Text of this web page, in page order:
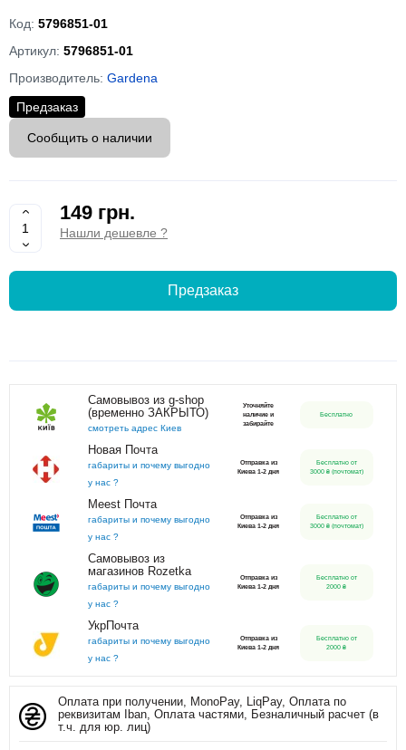
Код: 5796851-01
Артикул: 5796851-01
Производитель: Gardena
Предзаказ
Сообщить о наличии
149 грн.
Нашли дешевле ?
Предзаказ
Самовывоз из g-shop
(временно ЗАКРЫТО)
смотреть адрес Киев
Уточняйте
наличие и
забирайте
Бесплатно
Новая Почта
габариты и почему выгодно
у нас ?
Отправка из
Киева 1-2 дня
Бесплатно от
3000 ₴ (почтомат)
Meest Почта
габариты и почему выгодно
у нас ?
Отправка из
Киева 1-2 дня
Бесплатно от
3000 ₴ (почтомат)
Самовывоз из
магазинов Rozetka
габариты и почему выгодно
у нас ?
Отправка из
Киева 1-2 дня
Бесплатно от
2000 ₴
УкрПочта
габариты и почему выгодно
у нас ?
Отправка из
Киева 1-2 дня
Бесплатно от
2000 ₴
Оплата при получении, MonoPay, LiqPay, Оплата по
реквизитам Iban, Оплата частями, Безналичный расчет (в
т.ч. для юр. лиц)